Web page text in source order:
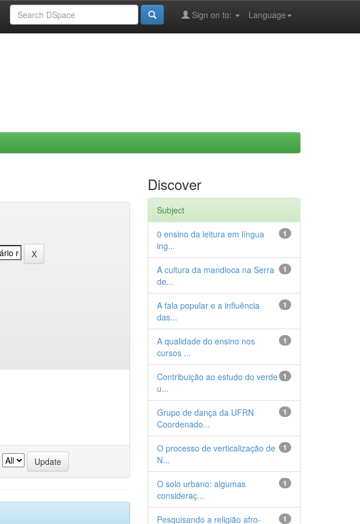
Language
Sign on to:
Discover
Subject
1
0 ensino da leitura em língua
ing...
1
A cultura da mandioca na Serra
de...
1
A fala popular e a influência
das...
1
A qualidade do ensino nos
cursos ...
1
Contribuição ao estudo do verde
u...
1
Grupo de dança da UFRN
Coordenado...
1
O processo de verticalização de
N...
1
O solo urbano: algumas
consideraç...
1
Pesquisando a religião afro-